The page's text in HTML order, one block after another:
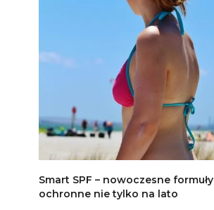
Smart SPF – nowoczesne formuły
ochronne nie tylko na lato